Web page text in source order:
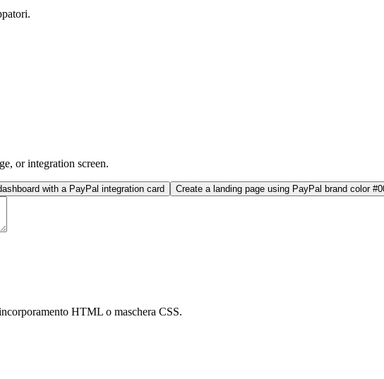
or integration screen.
with a PayPal integration card Create a landing page using PayPal brand color
HTML o maschera CSS.